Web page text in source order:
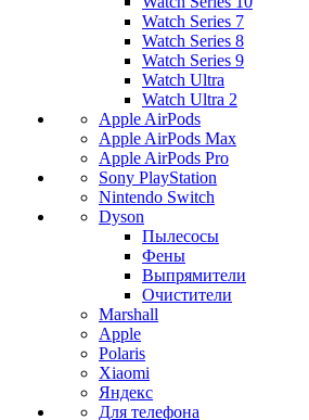
Watch Series 7
Watch Series 8
Watch Series 9
Watch Ultra
Watch Ultra 2
Apple AirPods
Apple AirPods Max
Apple AirPods Pro
Sony PlayStation
Nintendo Switch
Dyson
Пылесосы
Фены
Выпрямители
Очистители
Marshall
Apple
Polaris
Xiaomi
Яндекс
Для телефона